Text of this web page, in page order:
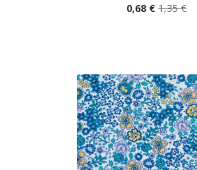
0,68 € 1,35 €